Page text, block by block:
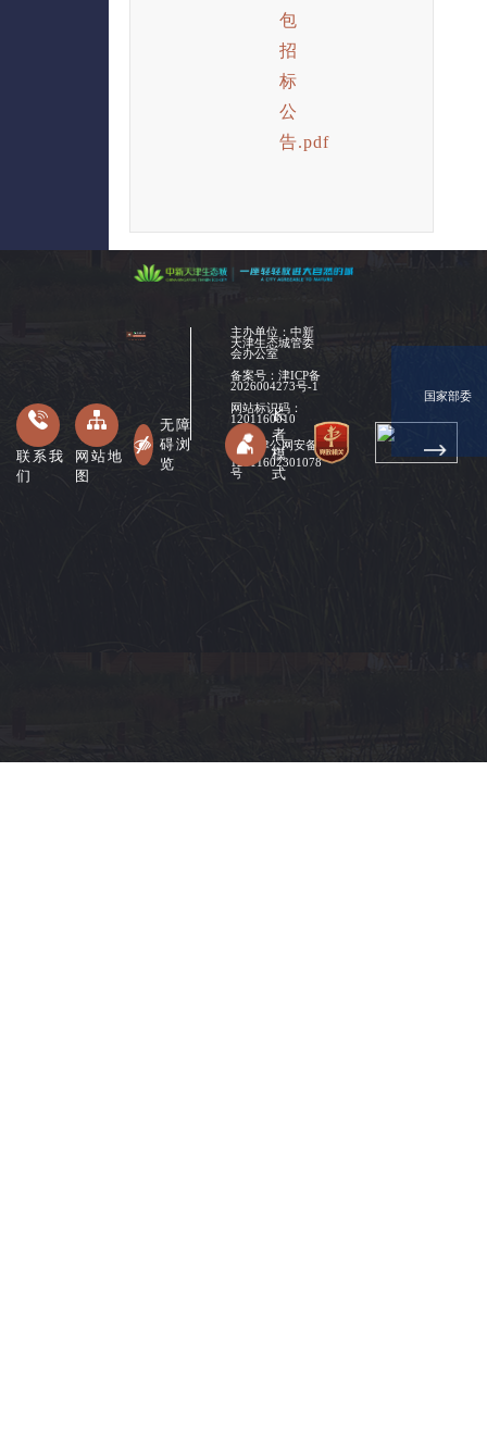
包
招
标
公
告.pdf
主办单位：中新
天津生态城管委
会办公室
备案号： 津ICP备
2026004273号-1
网站标识码：
1201160010
津公网安备
12011602301078
号
联系我
们
网站地
图
无障
碍浏
览
长
者
模
式
国家部委